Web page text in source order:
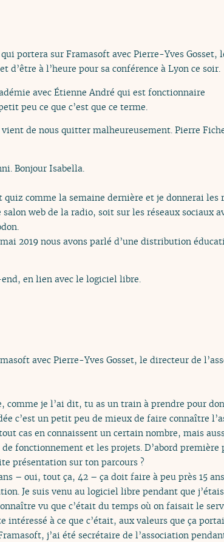
portera sur Framasoft avec Pierre-Yves Gosset,
à l’heure pour sa conférence à Lyon ce soir.
avec Étienne André qui est fonctionnaire
peu ce que c’est que ce terme.
de nous quitter malheureusement. Pierre
Bonjour Isabella.
comme la semaine dernière et je donnerai les
web de la radio, soit sur les réseaux sociaux
2019 nous avons parlé d’une distribution
en lien avec le logiciel libre.
avec Pierre-Yves Gosset, le directeur de
je l’ai dit, tu as un train à prendre pour
c’est un petit peu de mieux de faire connaître
cas en connaissent un certain nombre, mais
fonctionnement et les projets. D’abord première
présentation sur ton parcours ?
– oui, tout ça, 42 – ça doit faire à peu près 15
Je suis venu au logiciel libre pendant que
vu que c’était du temps où on faisait le
à ce que c’était, aux valeurs que ça
j’ai été secrétaire de l’association